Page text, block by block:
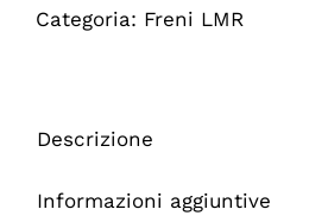
RC6E
330)
Categoria: Freni LMR
Descrizione
Informazioni aggiuntive